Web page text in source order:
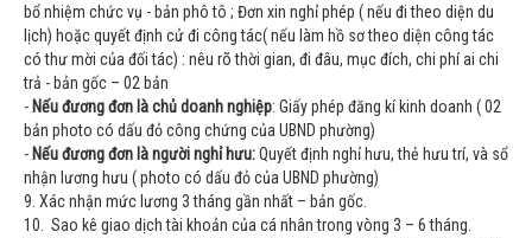
bổ nhiệm chức vụ - bản phô tô ; Đơn xin nghỉ phép ( nếu đi theo diện du
lịch) hoặc quyết định cử đi công tác( nếu làm hồ sơ theo diện công tác
có thư mời của đối tác) : nêu rõ thời gian, đi đâu, mục đích, chi phí ai chi
trả - bản gốc – 02 bản
- Nếu đương đơn là chủ doanh nghiệp: Giấy phép đăng kí kinh doanh ( 02
bản photo có dấu đỏ công chứng của UBND phường)
- Nếu đương đơn là người nghỉ hưu:Quyết định nghỉ hưu, thẻ hưu trí, và sổ
nhận lương hưu ( photo có dấu đỏ của UBND phường)
9. Xác nhận mức lương 3 tháng gần nhất – bản gốc.
10. Sao kê giao dịch tài khoản của cá nhân trong vòng 3 – 6 tháng.